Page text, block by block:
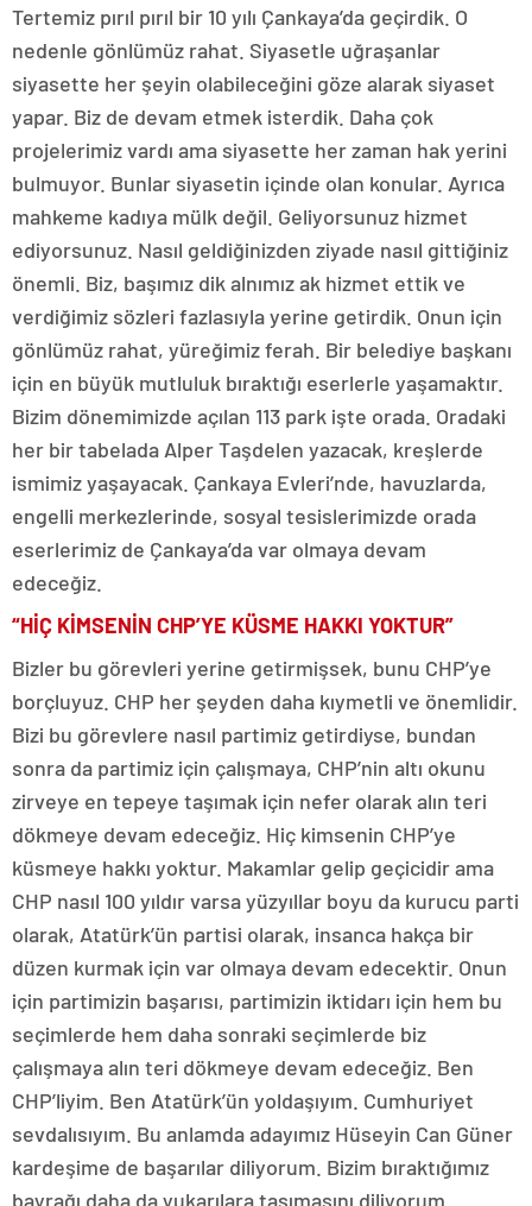
Tertemiz pırıl pırıl bir 10 yılı Çankaya’da geçirdik. O
nedenle gönlümüz rahat. Siyasetle uğraşanlar
siyasette her şeyin olabileceğini göze alarak siyaset
yapar. Biz de devam etmek isterdik. Daha çok
projelerimiz vardı ama siyasette her zaman hak yerini
bulmuyor. Bunlar siyasetin içinde olan konular. Ayrıca
mahkeme kadıya mülk değil. Geliyorsunuz hizmet
ediyorsunuz. Nasıl geldiğinizden ziyade nasıl gittiğiniz
önemli. Biz, başımız dik alnımız ak hizmet ettik ve
verdiğimiz sözleri fazlasıyla yerine getirdik. Onun için
gönlümüz rahat, yüreğimiz ferah. Bir belediye başkanı
için en büyük mutluluk bıraktığı eserlerle yaşamaktır.
Bizim dönemimizde açılan 113 park işte orada. Oradaki
her bir tabelada Alper Taşdelen yazacak, kreşlerde
ismimiz yaşayacak. Çankaya Evleri’nde, havuzlarda,
engelli merkezlerinde, sosyal tesislerimizde orada
eserlerimiz de Çankaya’da var olmaya devam
edeceğiz.
“HİÇ KİMSENİN CHP’YE KÜSME HAKKI YOKTUR”
Bizler bu görevleri yerine getirmişsek, bunu CHP’ye
borçluyuz. CHP her şeyden daha kıymetli ve önemlidir.
Bizi bu görevlere nasıl partimiz getirdiyse, bundan
sonra da partimiz için çalışmaya, CHP’nin altı okunu
zirveye en tepeye taşımak için nefer olarak alın teri
dökmeye devam edeceğiz. Hiç kimsenin CHP’ye
küsmeye hakkı yoktur. Makamlar gelip geçicidir ama
CHP nasıl 100 yıldır varsa yüzyıllar boyu da kurucu parti
olarak, Atatürk’ün partisi olarak, insanca hakça bir
düzen kurmak için var olmaya devam edecektir. Onun
için partimizin başarısı, partimizin iktidarı için hem bu
seçimlerde hem daha sonraki seçimlerde biz
çalışmaya alın teri dökmeye devam edeceğiz. Ben
CHP’liyim. Ben Atatürk’ün yoldaşıyım. Cumhuriyet
sevdalısıyım. Bu anlamda adayımız Hüseyin Can Güner
kardeşime de başarılar diliyorum. Bizim bıraktığımız
bayrağı daha da yukarılara taşımasını diliyorum.